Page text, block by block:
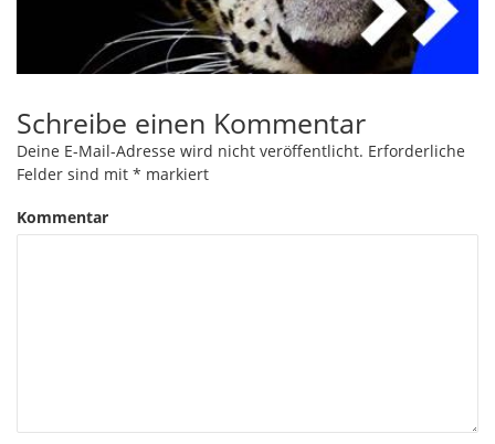
Schreibe einen Kommentar
Deine E-Mail-Adresse wird nicht veröffentlicht. Erforderliche
Felder sind mit * markiert
Kommentar